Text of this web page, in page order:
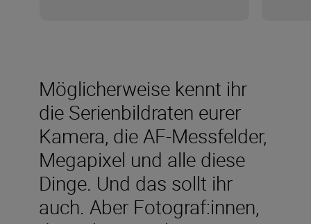
Möglicherweise kennt ihr
die Serienbildraten eurer
Kamera, die AF-Messfelder,
Megapixel und alle diese
Dinge. Und das sollt ihr
auch. Aber Fotograf:innen,